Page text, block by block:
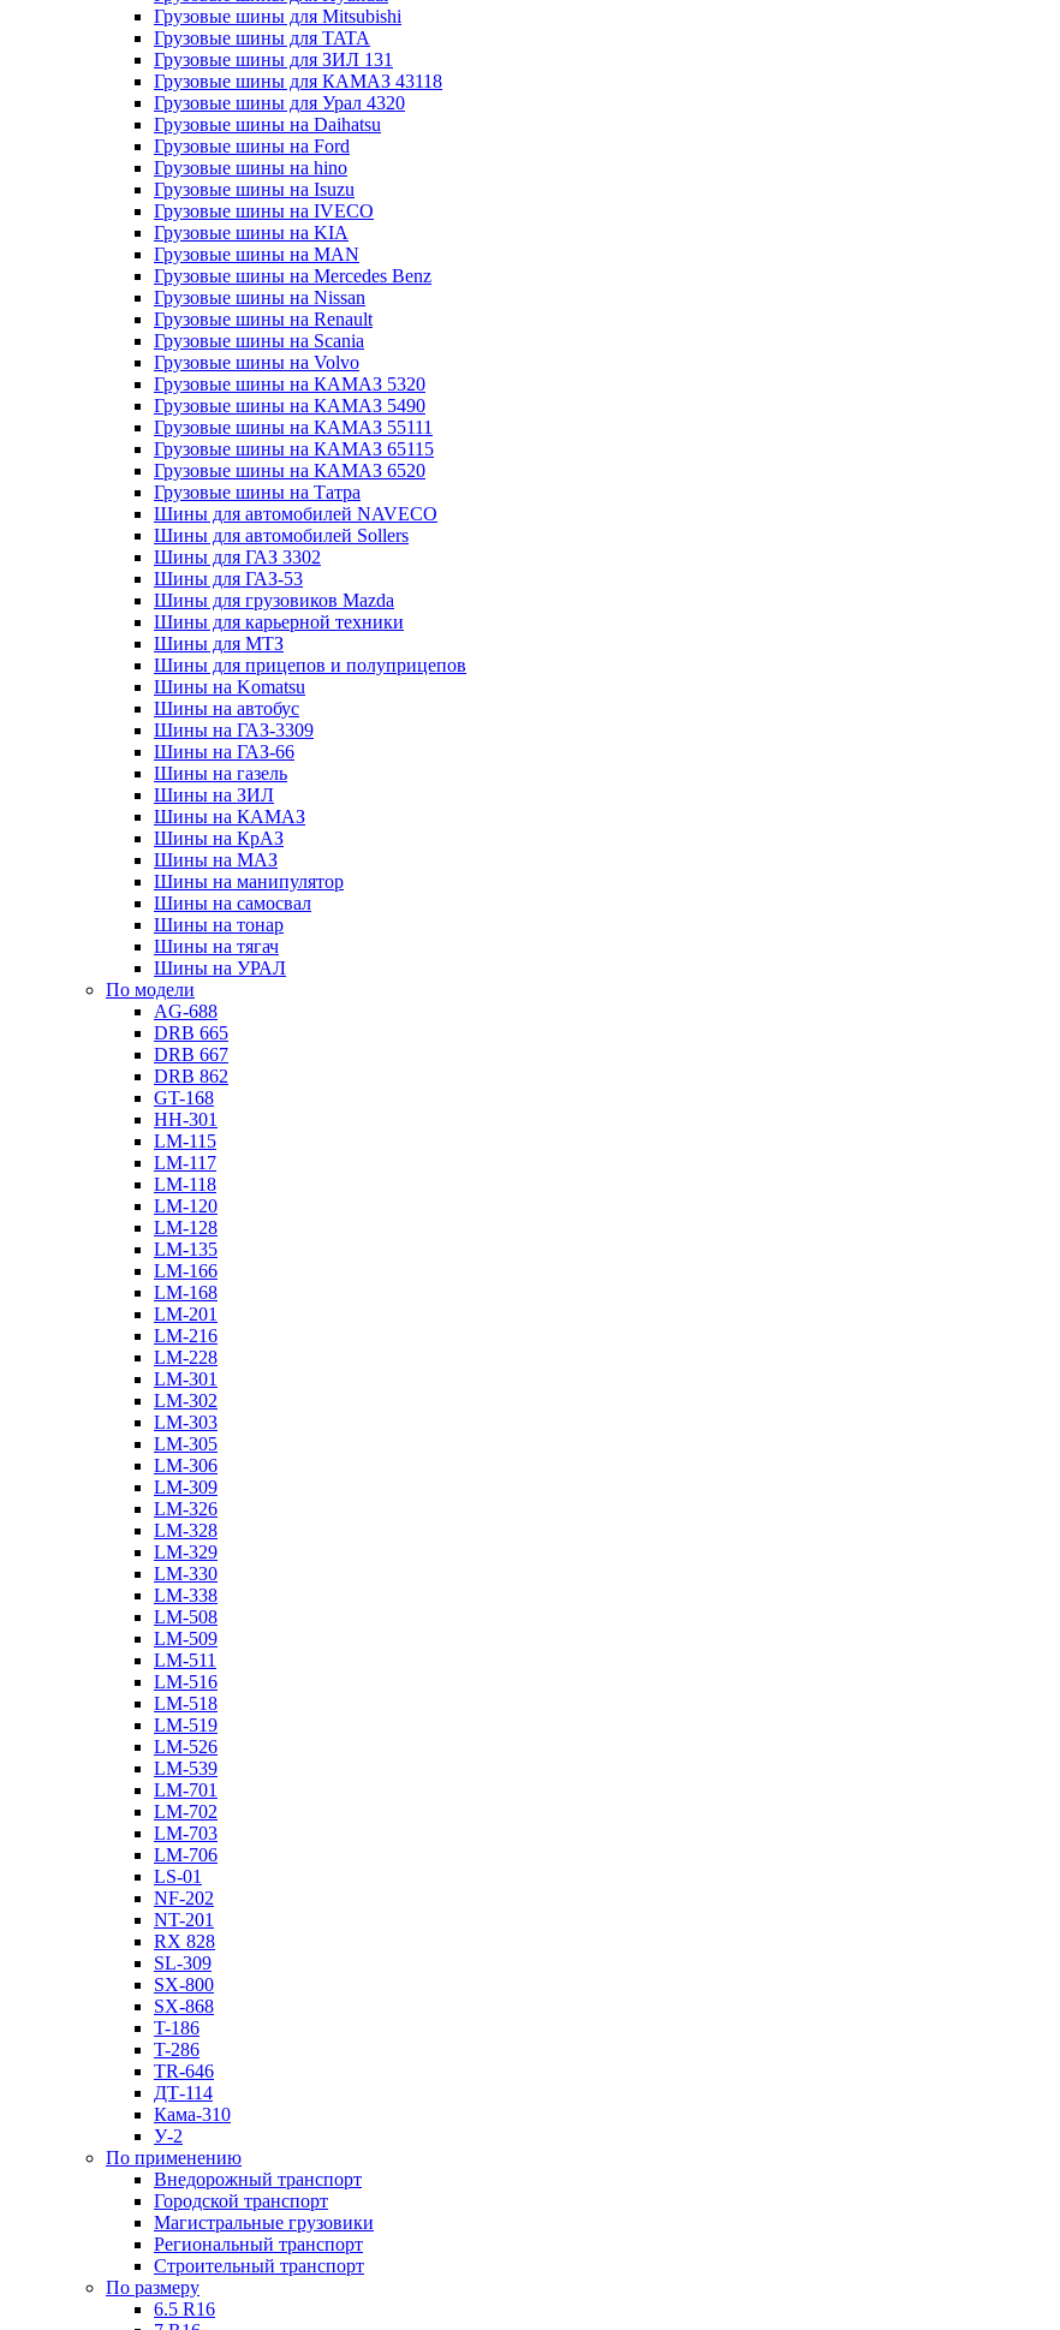
Грузовые шины для Mitsubishi
Грузовые шины для TATA
Грузовые шины для ЗИЛ 131
Грузовые шины для КАМАЗ 43118
Грузовые шины для Урал 4320
Грузовые шины на Daihatsu
Грузовые шины на Ford
Грузовые шины на hino
Грузовые шины на Isuzu
Грузовые шины на IVECO
Грузовые шины на KIA
Грузовые шины на MAN
Грузовые шины на Mercedes Benz
Грузовые шины на Nissan
Грузовые шины на Renault
Грузовые шины на Scania
Грузовые шины на Volvo
Грузовые шины на КАМАЗ 5320
Грузовые шины на КАМАЗ 5490
Грузовые шины на КАМАЗ 55111
Грузовые шины на КАМАЗ 65115
Грузовые шины на КАМАЗ 6520
Грузовые шины на Татра
Шины для автомобилей NAVECO
Шины для автомобилей Sollers
Шины для ГАЗ 3302
Шины для ГАЗ-53
Шины для грузовиков Mazda
Шины для карьерной техники
Шины для МТЗ
Шины для прицепов и полуприцепов
Шины на Komatsu
Шины на автобус
Шины на ГАЗ-3309
Шины на ГАЗ-66
Шины на газель
Шины на ЗИЛ
Шины на КАМАЗ
Шины на КрАЗ
Шины на МАЗ
Шины на манипулятор
Шины на самосвал
Шины на тонар
Шины на тягач
Шины на УРАЛ
По модели
AG-688
DRB 665
DRB 667
DRB 862
GT-168
HH-301
LM-115
LM-117
LM-118
LM-120
LM-128
LM-135
LM-166
LM-168
LM-201
LM-216
LM-228
LM-301
LM-302
LM-303
LM-305
LM-306
LM-309
LM-326
LM-328
LM-329
LM-330
LM-338
LM-508
LM-509
LM-511
LM-516
LM-518
LM-519
LM-526
LM-539
LM-701
LM-702
LM-703
LM-706
LS-01
NF-202
NT-201
RX 828
SL-309
SX-800
SX-868
T-186
T-286
TR-646
ДТ-114
Кама-310
У-2
По применению
Внедорожный транспорт
Городской транспорт
Магистральные грузовики
Региональный транспорт
Строительный транспорт
По размеру
6.5 R16